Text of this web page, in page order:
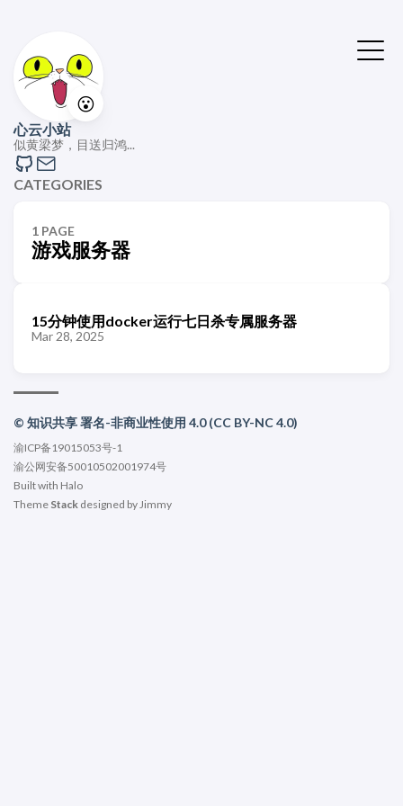
😮
心云小站
似黄梁梦，目送归鸿...
CATEGORIES
1 PAGE
游戏服务器
15分钟使用docker运行七日杀专属服务器
Mar 28, 2025
© 知识共享 署名-非商业性使用 4.0 (CC BY-NC 4.0)
渝ICP备19015053号-1
渝公网安备50010502001974号
Built with Halo
Theme Stack designed byJimmy